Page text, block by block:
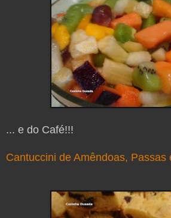
... e do Café!!!
Cantuccini de Amêndoas, Passas